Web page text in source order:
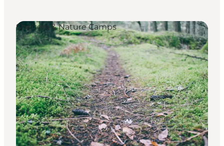
Shelters & Nature Camps